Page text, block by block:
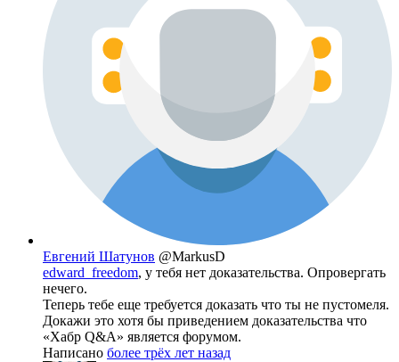
Евгений Шатунов @MarkusD
edward_freedom, у тебя нет доказательства. Опровергать
нечего.
Теперь тебе еще требуется доказать что ты не пустомеля.
Докажи это хотя бы приведением доказательства что
«Хабр Q&A» является форумом.
Написано более трёх лет назад